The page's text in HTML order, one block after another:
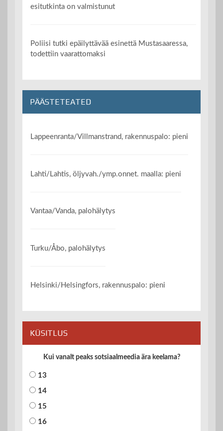
esitutkinta on valmistunut
Poliisi tutki epäilyttävää esinettä Mustasaaressa,
todettiin vaarattomaksi
PÄÄSTETEATED
Lappeenranta/Villmanstrand, rakennuspalo: pieni
Lahti/Lahtis, öljyvah./ymp.onnet. maalla: pieni
Vantaa/Vanda, palohälytys
Turku/Åbo, palohälytys
Helsinki/Helsingfors, rakennuspalo: pieni
KÜSITLUS
Kui vanalt peaks sotsiaalmeedia ära keelama?
13
14
15
16